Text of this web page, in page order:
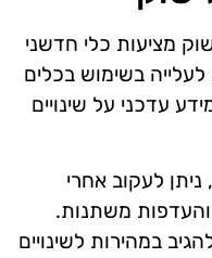
מציעות כלי חדשני
בשימוש בכלים
עדכני על שינויים
לעקוב אחרי
והעדפות משתנות.
במהירות לשינויים